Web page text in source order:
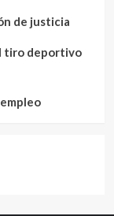
de justicia
tiro deportivo